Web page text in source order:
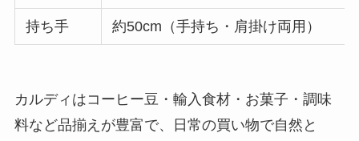
持ち手 約50cm（手持ち・肩掛け両用）
カルディはコーヒー豆・輸入食材・お菓子・調味
料など品揃えが豊富で、日常の買い物で自然と